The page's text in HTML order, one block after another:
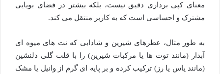
معنای کپی برداری دقیق نیست، بلکه بیشتر در فضای بویایی
مشترک و احساسی است که به کاربر منتقل می کند.
به طور مثال، عطرهای شیرین و شادابی که نت های میوه ای
آبدار (مانند توت ها یا مرکبات شیرین) را با قلب گلی دلنشین
(مانند یاس یا رز) ترکیب کرده و بر پایه ای گرم از وانیل یا مشک